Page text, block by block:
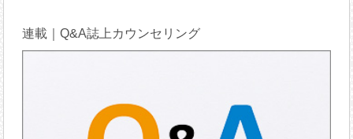
連載｜Q&A誌上カウンセリング